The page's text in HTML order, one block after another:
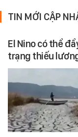
TIN MỚI CẬP
El Nino có thể
trạng thiếu